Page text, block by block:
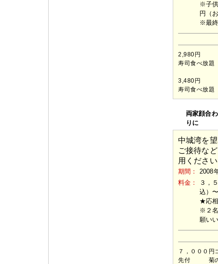
※子
円（
※最
2,980円
寿司食べ放
3,480円
寿司食べ放
両家顔合
りに
中城湾を
ご接待な
用くださ
期間： 2008
料金：
３，
込）
★応
※２
願い
７，０００円
先付 菊の